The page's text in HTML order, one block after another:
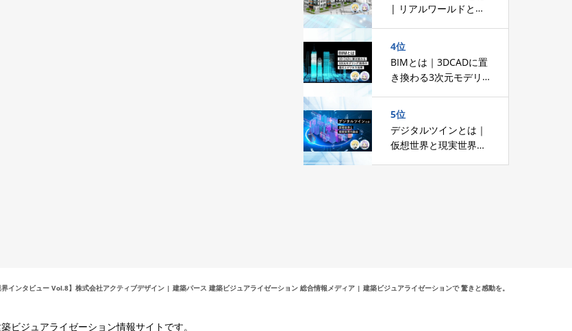
| リアルワールドとデ
4位
BIMとは｜3DCADに置
き換わる3次元モデリ
ネス活用
5位
デジタルツインとは｜
仮想世界と現実世界の
インタビュー Vol.8】株式会社アクティブデザイン | 建築パース 建築ビジュアライゼーション 総合情報メディア | 建築ビジュアライゼーションで 驚きと感動を。
ビジュアライゼーション情報サイトです。